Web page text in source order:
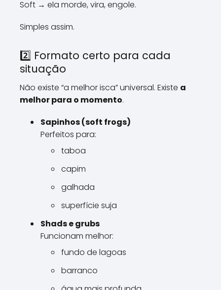
Soft → ela morde, vira, engole.
Simples assim.
2️⃣ Formato certo para cada
situação
Não existe “a melhor isca” universal. Existe a
melhor para o momento.
Sapinhos (soft frogs)
Perfeitos para:
taboa
capim
galhada
superfície suja
Shads e grubs
Funcionam melhor:
fundo de lagoas
barranco